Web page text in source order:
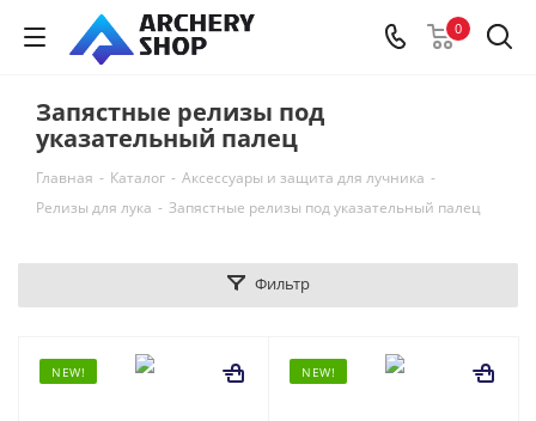
0
Запястные релизы под
указательный палец
Главная - Каталог - Аксессуары и защита для лучника -
Релизы для лука - Запястные релизы под указательный палец
Фильтр
NEW! NEW!